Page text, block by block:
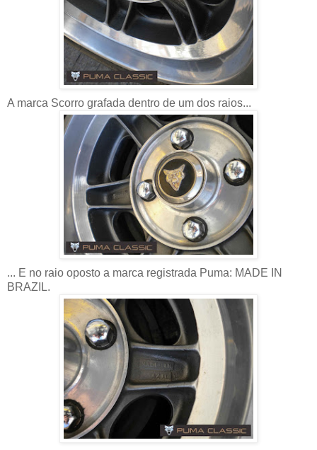
A marca Scorro grafada dentro de um dos raios...
... E no raio oposto a marca registrada Puma: MADE IN
BRAZIL.